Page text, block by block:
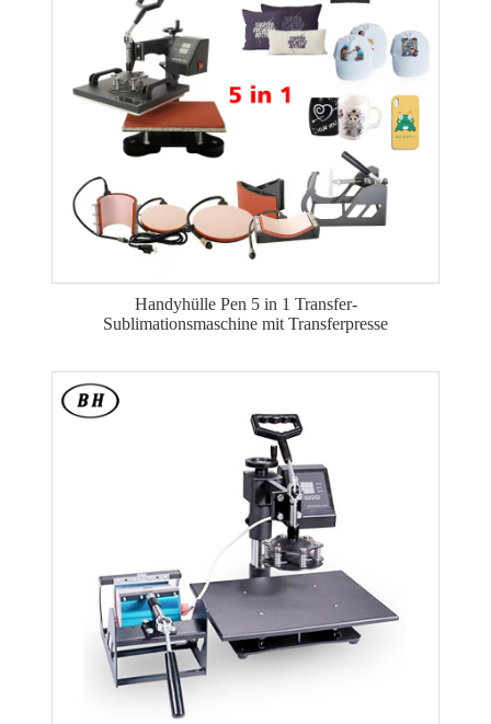
Handyhülle Pen 5 in 1 Transfer-
Sublimationsmaschine mit Transferpresse